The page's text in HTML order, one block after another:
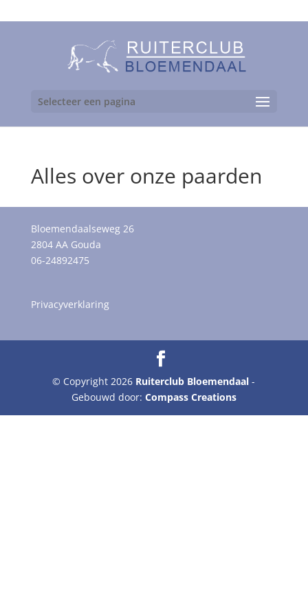
Selecteer een pagina
Alles over onze paarden
Bloemendaalseweg 26
2804 AA Gouda
06-24892475
Privacyverklaring
© Copyright 2026 Ruiterclub Bloemendaal -
Gebouwd door: Compass Creations